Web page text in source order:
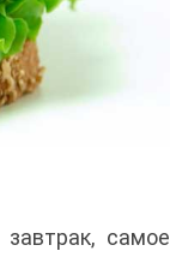
самое